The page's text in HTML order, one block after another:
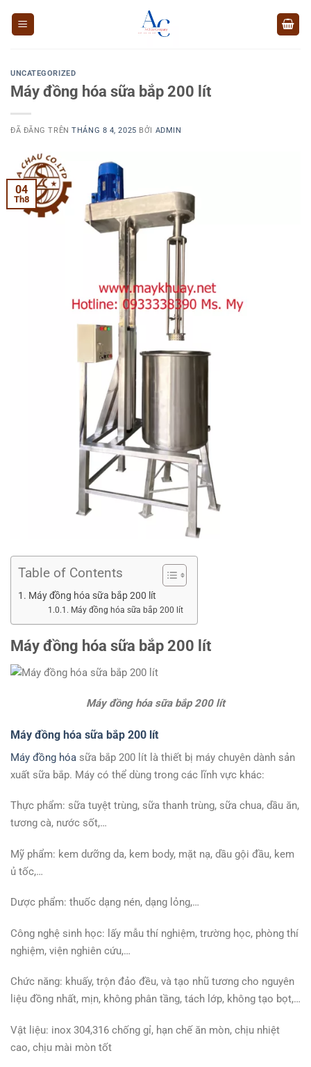
UNCATEGORIZED
Máy đồng hóa sữa bắp 200 lít
ĐÃ ĐĂNG TRÊNTHÁNG 8 4, 2025 BỞI ADMIN
04
Th8
Table of Contents
Máy đồng hóa sữa bắp 200 lít
Máy đồng hóa sữa bắp 200 lít
Máy đồng hóa sữa bắp 200 lít
Máy đồng hóa sữa bắp 200 lít
Máy đồng hóa sữa bắp 200 lít
Máy đồng hóa sữa bắp 200 lít là thiết bị máy chuyên dành sản
xuất sữa bắp. Máy có thể dùng trong các lĩnh vực khác:
Thực phẩm: sữa tuyệt trùng, sữa thanh trùng, sữa chua, dầu ăn,
tương cà, nước sốt,…
Mỹ phẩm: kem dưỡng da, kem body, mặt nạ, dầu gội đầu, kem
ủ tốc,…
Dược phẩm: thuốc dạng nén, dạng lỏng,…
Công nghệ sinh học: lấy mẫu thí nghiệm, trường học, phòng thí
nghiệm, viện nghiên cứu,…
Chức năng: khuấy, trộn đảo đều, và tạo nhũ tương cho nguyên
liệu đồng nhất, mịn, không phân tầng, tách lớp, không tạo bọt,…
Vật liệu: inox 304,316 chống gỉ, hạn chế ăn mòn, chịu nhiệt
cao, chịu mài mòn tốt